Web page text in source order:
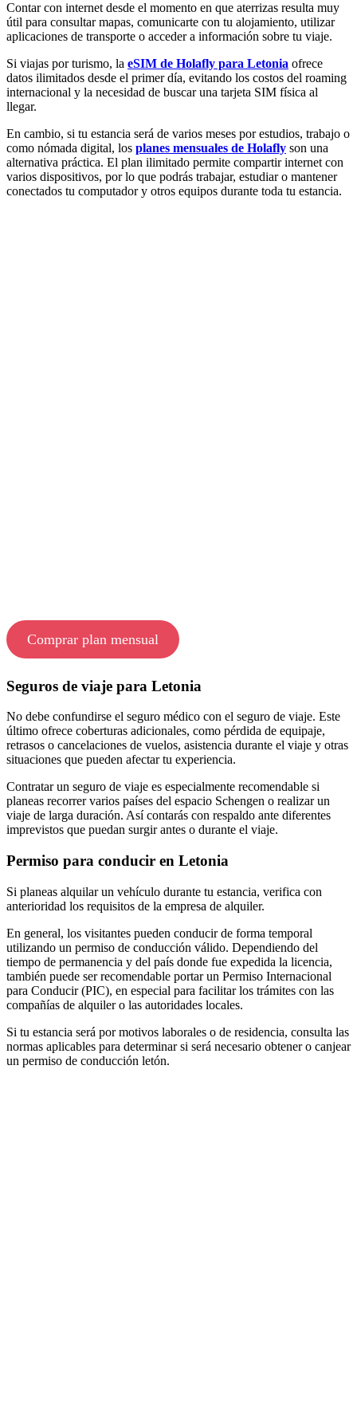
Contar con internet desde el momento en que aterrizas resulta muy
útil para consultar mapas, comunicarte con tu alojamiento, utilizar
aplicaciones de transporte o acceder a información sobre tu viaje.
Si viajas por turismo, la eSIM de Holafly para Letonia ofrece
datos ilimitados desde el primer día, evitando los costos del roaming
internacional y la necesidad de buscar una tarjeta SIM física al
llegar.
En cambio, si tu estancia será de varios meses por estudios, trabajo o
como nómada digital, los planes mensuales de Holafly son una
alternativa práctica. El plan ilimitado permite compartir internet con
varios dispositivos, por lo que podrás trabajar, estudiar o mantener
conectados tu computador y otros equipos durante toda tu estancia.
Comprar plan mensual
Seguros de viaje para Letonia
No debe confundirse el seguro médico con el seguro de viaje. Este
último ofrece coberturas adicionales, como pérdida de equipaje,
retrasos o cancelaciones de vuelos, asistencia durante el viaje y otras
situaciones que pueden afectar tu experiencia.
Contratar un seguro de viaje es especialmente recomendable si
planeas recorrer varios países del espacio Schengen o realizar un
viaje de larga duración. Así contarás con respaldo ante diferentes
imprevistos que puedan surgir antes o durante el viaje.
Permiso para conducir en Letonia
Si planeas alquilar un vehículo durante tu estancia, verifica con
anterioridad los requisitos de la empresa de alquiler.
En general, los visitantes pueden conducir de forma temporal
utilizando un permiso de conducción válido. Dependiendo del
tiempo de permanencia y del país donde fue expedida la licencia,
también puede ser recomendable portar un Permiso Internacional
para Conducir (PIC), en especial para facilitar los trámites con las
compañías de alquiler o las autoridades locales.
Si tu estancia será por motivos laborales o de residencia, consulta las
normas aplicables para determinar si será necesario obtener o canjear
un permiso de conducción letón.